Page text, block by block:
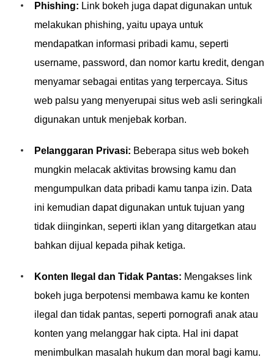
Phishing: Link bokeh juga dapat digunakan untuk
melakukan phishing, yaitu upaya untuk
mendapatkan informasi pribadi kamu, seperti
username, password, dan nomor kartu kredit, dengan
menyamar sebagai entitas yang terpercaya. Situs
web palsu yang menyerupai situs web asli seringkali
digunakan untuk menjebak korban.
Pelanggaran Privasi: Beberapa situs web bokeh
mungkin melacak aktivitas browsing kamu dan
mengumpulkan data pribadi kamu tanpa izin. Data
ini kemudian dapat digunakan untuk tujuan yang
tidak diinginkan, seperti iklan yang ditargetkan atau
bahkan dijual kepada pihak ketiga.
Konten Ilegal dan Tidak Pantas: Mengakses link
bokeh juga berpotensi membawa kamu ke konten
ilegal dan tidak pantas, seperti pornografi anak atau
konten yang melanggar hak cipta. Hal ini dapat
menimbulkan masalah hukum dan moral bagi kamu.